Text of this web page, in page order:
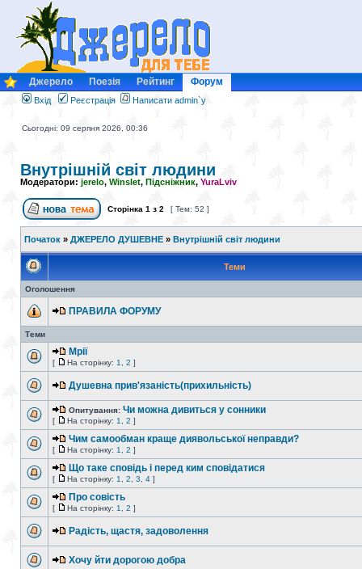
Джерело Поезія Рейтинг Форум
Вхід Реєстрація Написати admin`у
Сьогодні: 09 серпня 2026, 00:36
Внутрішній світ людини
Модератори: jerelo, Winslet, Підсніжник, YuraLviv
Сторінка 1 з 2 [ Тем: 52 ]
Початок » ДЖЕРЕЛО ДУШЕВНЕ » Внутрішній світ людини
Теми
Оголошення
ПРАВИЛА ФОРУМУ
Теми
Мрії
[ На сторінку: 1 2 ]
Душевна прив'язаність(прихильність)
Опитування: Чи можна дивиться у сонники
[ На сторінку: 1 2 ]
Чим самообман краще диявольської неправди?
[ На сторінку: 1 2 ]
Що таке сповідь і перед ким сповідатися
[ На сторінку: 1 2 3 4 ]
Про совість
[ На сторінку: 1 2 ]
Радість, щастя, задоволення
Хочу йти дорогою добра